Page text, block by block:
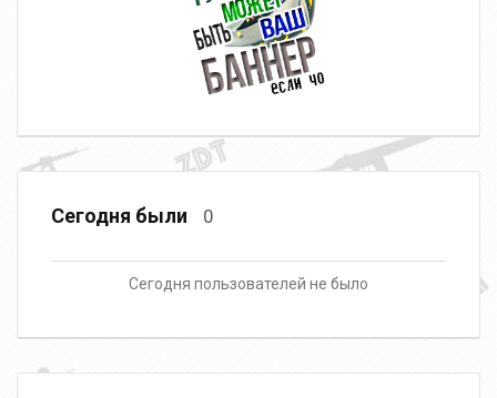
Сегодня были 0
Сегодня пользователей не было